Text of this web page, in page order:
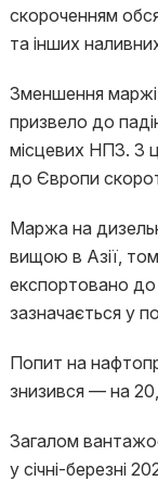
скороченням
та інших
Зменшення маржі
призвело до
місцевих НПЗ. З
до Європи
Маржа на
вищою в Азії,
експортовано до
зазначається у
Попит на
знизився — на
Загалом
у січні-березні